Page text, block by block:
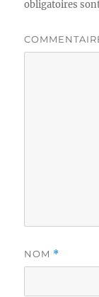
obligatoires
NOM *